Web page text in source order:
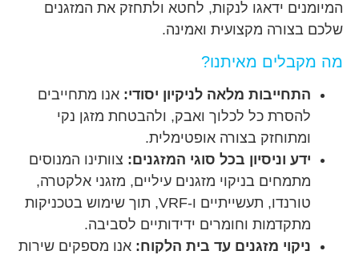
המיומנים ידאגו לנקות, לחטא ולתחזק את המזגנים
שלכם בצורה מקצועית ואמינה.
מה מקבלים מאיתנו?
התחייבות מלאה לניקיון יסודי: אנו מתחייבים
להסרת כל לכלוך ואבק, ולהבטחת מזגן נקי
ומתוחזק בצורה אופטימלית.
ידע וניסיון בכל סוגי המזגנים: צוותינו המנוסים
מתמחים בניקוי מזגנים עיליים, מזגני אלקטרה,
טורנדו, תעשייתיים ו-VRF, תוך שימוש בטכניקות
מתקדמות וחומרים ידידותיים לסביבה.
ניקוי מזגנים עד בית הלקוח: אנו מספקים שירות